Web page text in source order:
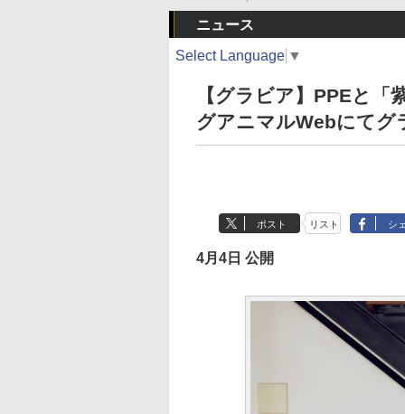
ニュース
Select Language ▼
【グラビア】PPEと「
グアニマルWebにてグ
ポスト リスト シ
4月4日 公開